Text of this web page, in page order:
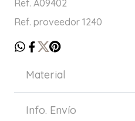
Ref. A09402
Ref. proveedor 1240
Material
Info. Envío